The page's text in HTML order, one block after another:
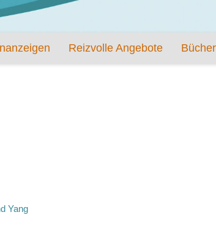
Reizvolle Angebote Bücher
Yang